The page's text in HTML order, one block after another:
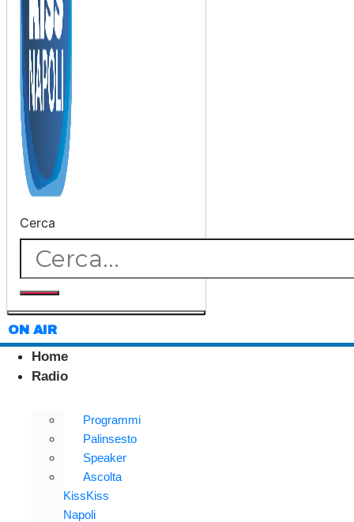
Cerca
ON AIR
Home
Radio
Programmi
Palinsesto
Speaker
Ascolta
KissKiss
Napoli